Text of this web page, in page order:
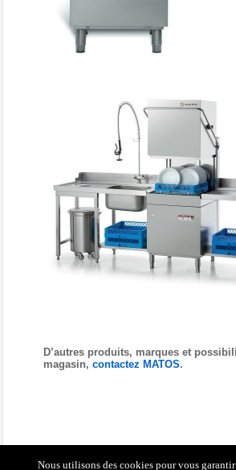
D’autres produits, marques et
magasin,contactez MATOS.
Contactez-nous|Conception &
Nous utilisons des cookies pour vous